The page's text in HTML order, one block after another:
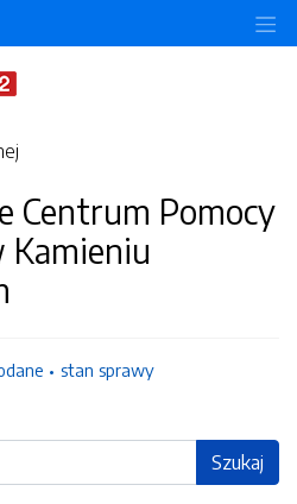
Centrum Pomocy
Kamieniu
stan sprawy
Szukaj